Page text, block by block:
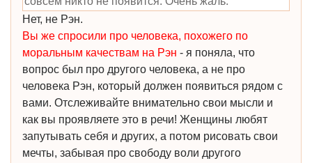
Нет, не Рэн.
Вы же спросили про человека, похожего по
моральным качествам на Рэн - я поняла, что
вопрос был про другого человека, а не про
человека Рэн, который должен появиться рядом с
вами. Отслеживайте внимательно свои мысли и
как вы проявляете это в речи! Женщины любят
запутывать себя и других, а потом рисовать свои
мечты, забывая про свободу воли другого